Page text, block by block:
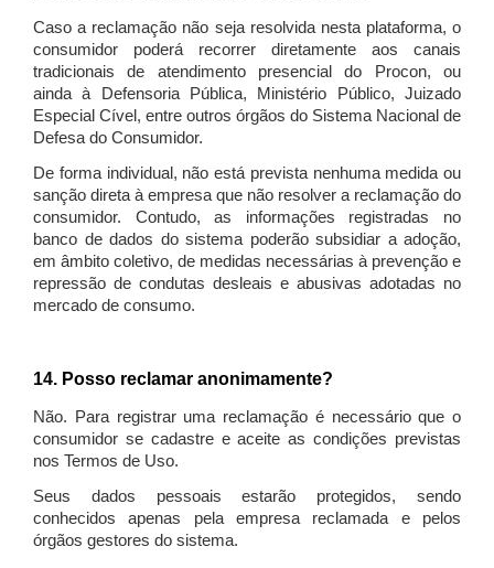
Caso a reclamação não seja resolvida nesta plataforma, o
consumidor poderá recorrer diretamente aos canais
tradicionais de atendimento presencial do Procon, ou
ainda à Defensoria Pública, Ministério Público, Juizado
Especial Cível, entre outros órgãos do Sistema Nacional de
Defesa do Consumidor.
De forma individual, não está prevista nenhuma medida ou
sanção direta à empresa que não resolver a reclamação do
consumidor. Contudo, as informações registradas no
banco de dados do sistema poderão subsidiar a adoção,
em âmbito coletivo, de medidas necessárias à prevenção e
repressão de condutas desleais e abusivas adotadas no
mercado de consumo.
14. Posso reclamar anonimamente?
Não. Para registrar uma reclamação é necessário que o
consumidor se cadastre e aceite as condições previstas
nos Termos de Uso.
Seus dados pessoais estarão protegidos, sendo
conhecidos apenas pela empresa reclamada e pelos
órgãos gestores do sistema.